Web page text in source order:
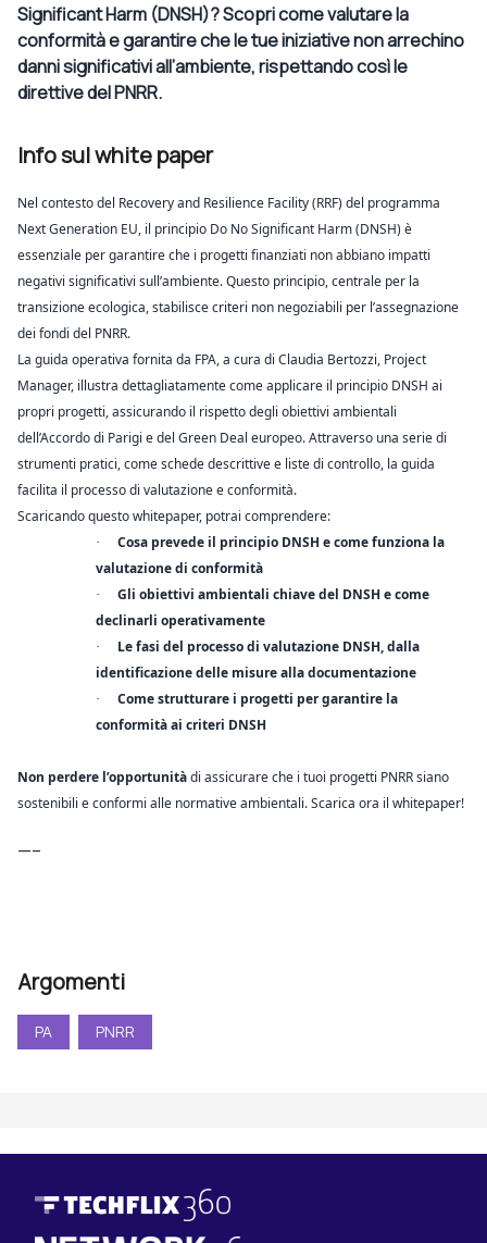
Significant Harm (DNSH)? Scopri come valutare la
conformità e garantire che le tue iniziative non arrechino
danni significativi all’ambiente, rispettando così le
direttive del PNRR.
Info sul white paper
Nel contesto del Recovery and Resilience Facility (RRF) del programma
Next Generation EU, il principio Do No Significant Harm (DNSH) è
essenziale per garantire che i progetti finanziati non abbiano impatti
negativi significativi sull’ambiente. Questo principio, centrale per la
transizione ecologica, stabilisce criteri non negoziabili per l’assegnazione
dei fondi del PNRR.
La guida operativa fornita da FPA, a cura di Claudia Bertozzi, Project
Manager, illustra dettagliatamente come applicare il principio DNSH ai
propri progetti, assicurando il rispetto degli obiettivi ambientali
dell’Accordo di Parigi e del Green Deal europeo. Attraverso una serie di
strumenti pratici, come schede descrittive e liste di controllo, la guida
facilita il processo di valutazione e conformità.
Scaricando questo whitepaper, potrai comprendere:
·
Cosa prevede il principio DNSH e come funziona la
valutazione di conformità
·
Gli obiettivi ambientali chiave del DNSH e come
declinarli operativamente
·
Le fasi del processo di valutazione DNSH, dalla
identificazione delle misure alla documentazione
·
Come strutturare i progetti per garantire la
conformità ai criteri DNSH
Non perdere l’opportunitàdi assicurare che i tuoi progetti PNRR siano
sostenibili e conformi alle normative ambientali. Scarica ora il whitepaper!
—–
Argomenti
PA PNRR